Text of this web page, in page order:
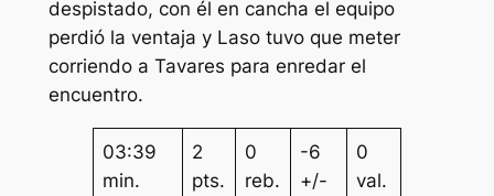
despistado, con él en cancha el equipo
perdió la ventaja y Laso tuvo que meter
corriendo a Tavares para enredar el
encuentro.
03:39
min.
2
pts.
0
reb.
-6
+/-
0
val.